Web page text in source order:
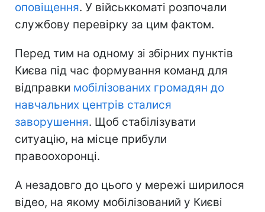
оповіщення. У військкоматі розпочали
службову перевірку за цим фактом.
Перед тим на одному зі збірних пунктів
Києва під час формування команд для
відправки мобілізованих громадян до
навчальних центрів сталися
заворушення. Щоб стабілізувати
ситуацію, на місце прибули
правоохоронці.
А незадовго до цього у мережі ширилося
відео, на якому мобілізований у Києві